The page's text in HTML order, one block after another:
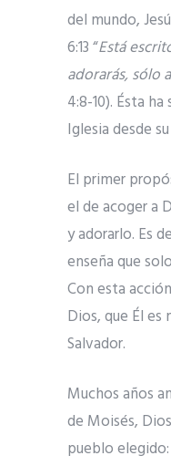
del mundo,
6:13 “Está
adorarás, sólo
4:8-10). Ésta
Iglesia desde
El primer
el de acoger a
y adorarlo. Es
enseña que
Con esta
Dios, que Él es
Salvador.
Muchos años
de Moisés,
pueblo